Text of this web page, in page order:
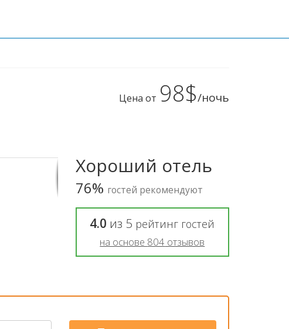
Цена от 98$/ночь
Хороший отель
76% гостей рекомендуют
4.0 из 5 рейтинг гостей
на основе 804 отзывов